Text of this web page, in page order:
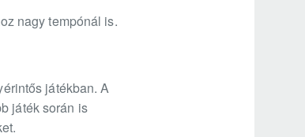
nagy tempónál is.
játékban. A
játék során is